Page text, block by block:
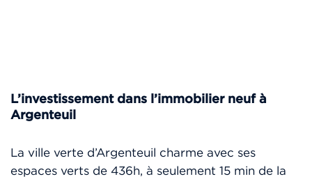
L’investissement dans l’immobilier neuf à
Argenteuil
La ville verte d’Argenteuil charme avec ses
espaces verts de 436h, à seulement 15 min de la